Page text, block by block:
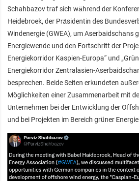
Schahbazov traf sich während der
Heidebroek, der Präsidentin des
Windenergie (GWEA), um Aserbaidschans
Energiewende und den Fortschritt der
Energiekorridor Kaspien-Europa“ und
Energiekorridor Zentralasien-
besprechen. Beide Seiten erkundeten
Möglichkeiten einer Zusammenarbeit mit
Unternehmen bei der Entwicklung der
und bei Projekten im Bereich grüner